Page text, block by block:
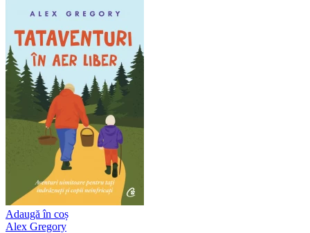
Adaugă în coș
Alex Gregory